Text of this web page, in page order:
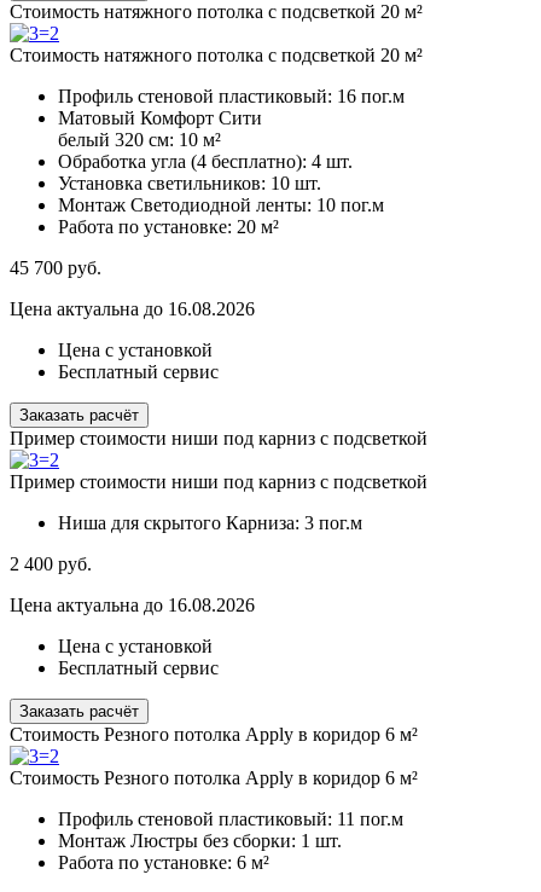
Стоимость натяжного потолка с подсветкой 20 м²
Стоимость натяжного потолка с подсветкой 20 м²
Профиль стеновой пластиковый: 16 пог.м
Матовый Комфорт Сити
белый 320 см: 10 м²
Обработка угла (4 бесплатно): 4 шт.
Установка светильников: 10 шт.
Монтаж Светодиодной ленты: 10 пог.м
Работа по установке: 20 м²
45 700 руб.
Цена актуальна до 16.08.2026
Цена с установкой
Бесплатный сервис
Заказать расчёт
Пример стоимости ниши под карниз с подсветкой
Пример стоимости ниши под карниз с подсветкой
Ниша для скрытого Карниза: 3 пог.м
2 400 руб.
Цена актуальна до 16.08.2026
Цена с установкой
Бесплатный сервис
Заказать расчёт
Стоимость Резного потолка Apply в коридор 6 м²
Стоимость Резного потолка Apply в коридор 6 м²
Профиль стеновой пластиковый: 11 пог.м
Монтаж Люстры без сборки: 1 шт.
Работа по установке: 6 м²